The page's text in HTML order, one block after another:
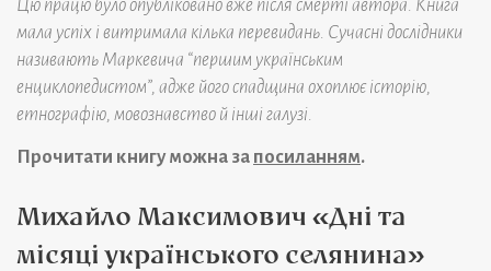
Цю працю було опубліковано вже після смерті автора. Книга
мала успіх і витримала кілька перевидань. Сучасні дослідники
називають Маркевича “першим українським
енциклопедистом”, адже його спадщина охоплює історію,
етнографію, мовознавство й інші галузі.
Прочитати книгу можна за посиланням.
Михайло Максимович «Дні та
місяці українського селянина»